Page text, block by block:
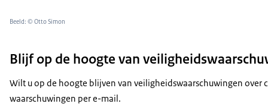
Beeld: © Otto Simon
Blijf op de hoogte van
Wilt u op de hoogte blijven van veiligheidswaarschuwingen
waarschuwingen per e-mail.